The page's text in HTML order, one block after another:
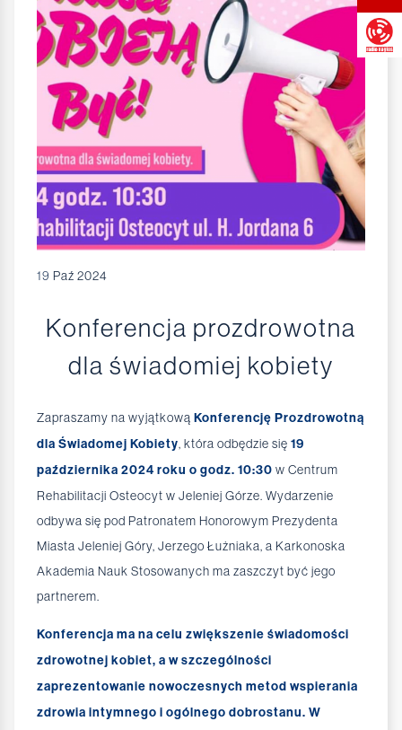
19 Paź 2024
Konferencja prozdrowotna
dla świadomiej kobiety
Zapraszamy na wyjątkową Konferencję Prozdrowotną
dla Świadomej Kobiety, która odbędzie się 19
października 2024 roku o godz. 10:30 w Centrum
Rehabilitacji Osteocyt w Jeleniej Górze. Wydarzenie
odbywa się pod Patronatem Honorowym Prezydenta
Miasta Jeleniej Góry, Jerzego Łużniaka, a Karkonoska
Akademia Nauk Stosowanych ma zaszczyt być jego
partnerem.
Konferencja ma na celu zwiększenie świadomości
zdrowotnej kobiet, a w szczególności
zaprezentowanie nowoczesnych metod wspierania
zdrowia intymnego i ogólnego dobrostanu. W